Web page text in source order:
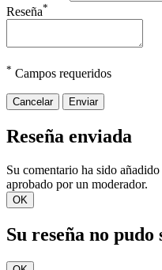
Reseña*
* Campos requeridos
Cancelar Enviar
Reseña enviada
Su comentario ha sido
aprobado por un moderador.
OK
Su reseña no pudo